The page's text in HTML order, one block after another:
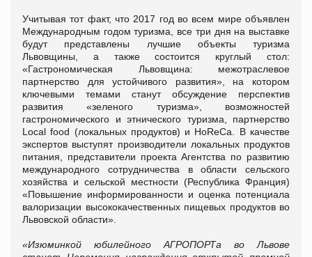
Учитывая тот факт, что 2017 год во всем мире объявлен
Международным годом туризма, все три дня на выставке
будут представлены лучшие объекты туризма
Львовщины, а также состоится круглый стол:
«Гастрономическая Львовщина: межотраслевое
партнерство для устойчивого развития», на котором
ключевыми темами станут обсуждение перспектив
развития «зеленого туризма», возможностей
гастрономического и этнического туризма, партнерство
Local food (локальных продуктов) и HoReCa. В качестве
экспертов выступят производители локальных продуктов
питания, представители проекта Агентства по развитию
международного сотрудничества в области сельского
хозяйства и сельской местности (Республика Франция)
«Повышение информированности и оценка потенциала
валоризации высококачественных пищевых продуктов во
Львовской области».
«Изюминкой юбилейного АГРОПОРТа во Львове